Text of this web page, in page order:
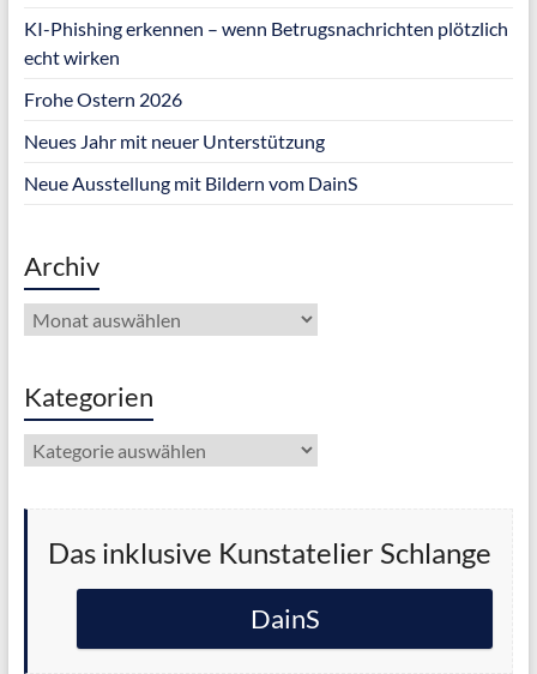
KI-Phishing erkennen – wenn Betrugsnachrichten plötzlich
echt wirken
Frohe Ostern 2026
Neues Jahr mit neuer Unterstützung
Neue Ausstellung mit Bildern vom DainS
Archiv
Archiv
Kategorien
Kategorien
Das inklusive Kunstatelier Schlange
DainS